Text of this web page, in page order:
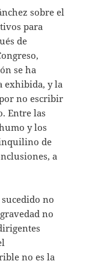
sobre el
para
de
se ha
exhibida, y la
no escribir
Entre las
y los
de
a
no
no
no es la